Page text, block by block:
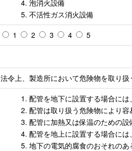
4. 泡消火設備
5. 不活性ガス消火設備
1 2 3 4 5
法令上、製造所において危険物を取り
1. 配管を地下に設置する場合に
2. 配管は取り扱う危険物により容
3. 配管に加熱又は保温のための設
4. 配管を地上に設置する場合に
5. 地下の電気的腐食のおそれの